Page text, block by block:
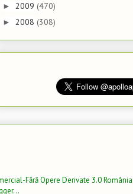
► 2009 (470)
► 2008 (308)
Fără Opere Derivate 3.0 România